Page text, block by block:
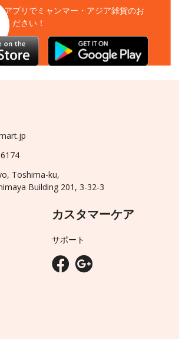
アプリでミャンマー・アジア雑貨のお
ださい！
Toshima-ku,
Building 201, 3-32-3
カスタマーケア
サポート